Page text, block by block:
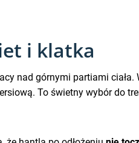
i klatka
nad górnymi partiami ciała.
To świetny wybór do